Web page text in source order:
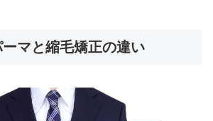
マと縮毛矯正の違い